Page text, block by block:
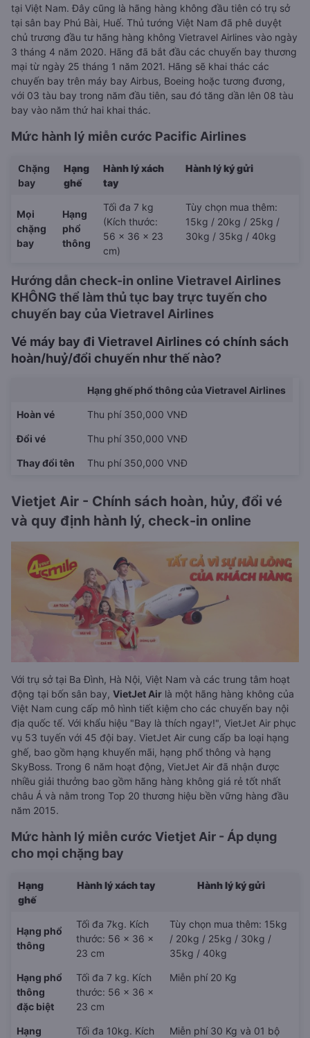
tại Việt Nam. Đây cũng là hãng hàng không đầu tiên có trụ sở
tại sân bay Phú Bài, Huế. Thủ tướng Việt Nam đã phê duyệt
chủ trương đầu tư hãng hàng không Vietravel Airlines vào ngày
3 tháng 4 năm 2020. Hãng đã bắt đầu các chuyến bay thương
mại từ ngày 25 tháng 1 năm 2021. Hãng sẽ khai thác các
chuyến bay trên máy bay Airbus, Boeing hoặc tương đương,
với 03 tàu bay trong năm đầu tiên, sau đó tăng dần lên 08 tàu
bay vào năm thứ hai khai thác.
Mức hành lý miễn cước Pacific Airlines
Chặng
bay
Hạng
ghế
Hành lý xách
tay
Hành lý ký gửi
Mọi
chặng
bay
Hạng
phổ
thông
Tối đa 7 kg
(Kích thước:
56 x 36 x 23
cm)
Tùy chọn mua thêm:
15kg / 20kg / 25kg /
30kg / 35kg / 40kg
Hướng dẫn check-in online Vietravel Airlines
KHÔNG thể làm thủ tục bay trực tuyến cho
chuyến bay của Vietravel Airlines
Vé máy bay đi Vietravel Airlines có chính sách
hoàn/huỷ/đổi chuyến như thế nào?
Hạng ghế phổ thông của Vietravel Airlines
Hoàn vé Thu phí 350,000 VNĐ
Đổi vé Thu phí 350,000 VNĐ
Thay đổi tên Thu phí 350,000 VNĐ
Vietjet Air - Chính sách hoàn, hủy, đổi vé
và quy định hành lý, check-in online
Với trụ sở tại Ba Đình, Hà Nội, Việt Nam và các trung tâm hoạt
động tại bốn sân bay, VietJet Air là một hãng hàng không của
Việt Nam cung cấp mô hình tiết kiệm cho các chuyến bay nội
địa quốc tế. Với khẩu hiệu "Bay là thích ngay!", VietJet Air phục
vụ 53 tuyến với 45 đội bay. VietJet Air cung cấp ba loại hạng
ghế, bao gồm hạng khuyến mãi, hạng phổ thông và hạng
SkyBoss. Trong 6 năm hoạt động, VietJet Air đã nhận được
nhiều giải thưởng bao gồm hãng hàng không giá rẻ tốt nhất
châu Á và nằm trong Top 20 thương hiệu bền vững hàng đầu
năm 2015.
Mức hành lý miễn cước Vietjet Air - Áp dụng
cho mọi chặng bay
Hạng
ghế
Hành lý xách tay Hành lý ký gửi
Hạng phổ
thông
Tối đa 7kg. Kích
thước: 56 x 36 x
23 cm
Tùy chọn mua thêm: 15kg
/ 20kg / 25kg / 30kg /
35kg / 40kg
Hạng phổ
thông
đặc biệt
Tối đa 7 kg. Kích
thước: 56 x 36 x
23 cm
Miễn phí 20 Kg
Hạng
Tối đa 10kg. Kích
Miễn phí 30 Kg và 01 bộ